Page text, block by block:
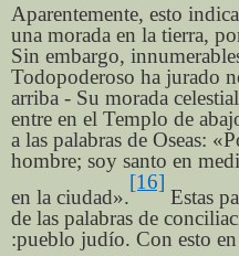
Aparentemente, esto
una morada en la tierra,
Sin embargo,
Todopoderoso ha jurado
arriba - Su morada
entre en el Templo de
a las palabras de Oseas:
hombre; soy santo en
en la ciudad».
[16]
Estas
de las palabras de
pueblo judío. Con esto